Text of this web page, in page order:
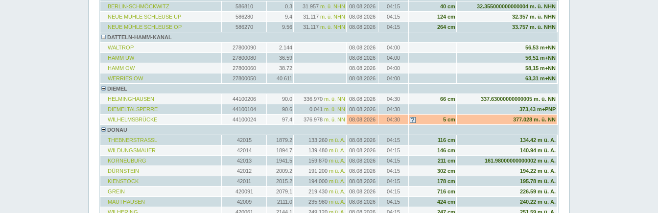
BERLIN-SCHMÖCKWITZ
586810 0.3 31.957 m. ü. NHN 08.08.2026 04:15 40 cm
32.355000000000004 m. ü. NHN
NEUE MÜHLE SCHLEUSE UP
586280 9.4 31.117 m. ü. NHN 08.08.2026 04:15 124 cm
32.357 m. ü. NHN
NEUE MÜHLE SCHLEUSE OP
586270 9.56 31.117 m. ü. NHN 08.08.2026 04:15 264 cm
33.757 m. ü. NHN
DATTELN-HAMM-KANAL
WALTROP
27800090 2.144 08.08.2026 04:00
56,53 m+NN
HAMM UW
27800080 36.59 08.08.2026 04:00
56,51 m+NN
HAMM OW
27800060 38.72 08.08.2026 04:00
58,15 m+NN
WERRIES OW
27800050 40.611 08.08.2026 04:00
63,31 m+NN
DIEMEL
HELMINGHAUSEN
44100206 90.0 336.970 m. ü. NN 08.08.2026 04:30 66 cm
337.63000000000005 m. ü. NN
DIEMELTALSPERRE
44100104 90.6 0.041 m. ü. NN 08.08.2026 04:30
373,43 m+PNP
WILHELMSBRÜCKE
44100024 97.4 376.978 m. ü. NN 08.08.2026 04:30 5 cm
377.028 m. ü. NN
DONAU
THEBNERSTRASSL
42015 1879.2 133.260 m ü. A. 08.08.2026 04:15 116 cm
134.42 m ü. A.
WILDUNGSMAUER
42014 1894.7 139.480 m ü. A. 08.08.2026 04:15 146 cm
140.94 m ü. A.
KORNEUBURG
42013 1941.5 159.870 m ü. A. 08.08.2026 04:15 211 cm
161.98000000000002 m ü. A.
DÜRNSTEIN
42012 2009.2 191.200 m ü. A. 08.08.2026 04:15 302 cm
194.22 m ü. A.
KIENSTOCK
42011 2015.2 194.000 m ü. A. 08.08.2026 04:15 178 cm
195.78 m ü. A.
GREIN
420091 2079.1 219.430 m ü. A. 08.08.2026 04:15 716 cm
226.59 m ü. A.
MAUTHAUSEN
42009 2111.0 235.980 m ü. A. 08.08.2026 04:15 424 cm
240.22 m ü. A.